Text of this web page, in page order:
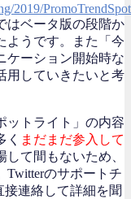
2019/
はベータ版の段階か
ようです。また「今
ケーション開始時な
用していきたいと考
ットライト」の内容
く まだまだ参入して
して間もないため、
Twitterのサポートチ
接連絡して詳細を聞